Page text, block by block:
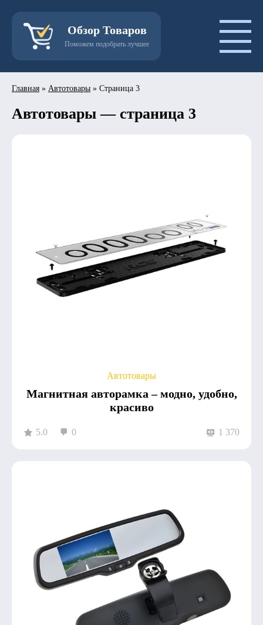
Обзор Товаров
Поможем подобрать лучшее
Главная » Автотовары » Страница 3
Автотовары — страница 3
Автотовары
Магнитная авторамка – модно, удобно,
красиво
5.0 0 1 370